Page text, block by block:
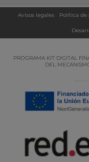
Avisos legales Política de
PROGRAMA KIT DIGITAL
DEL